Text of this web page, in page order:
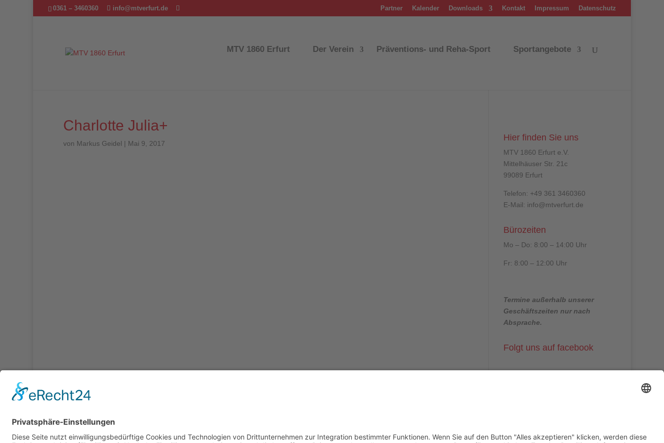
0361 – 3460360 info@mtverfurt.de Partner Kalender Downloads Kontakt Impressum Datenschutz
MTV 1860 Erfurt Der Verein Präventions- und Reha-Sport Sportangebote
Charlotte Julia+
von Markus Geidel | Mai 9, 2017
Hier finden Sie uns
MTV 1860 Erfurt e.V.
Mittelhäuser Str. 21c
99089 Erfurt
Telefon: +49 361 3460360
E-Mail: info@mtverfurt.de
Bürozeiten
Mo – Do: 8:00 – 14:00 Uhr
Fr: 8:00 – 12:00 Uhr
Termine außerhalb unserer
Geschäftszeiten nur nach
Absprache.
Folgt uns auf facebook